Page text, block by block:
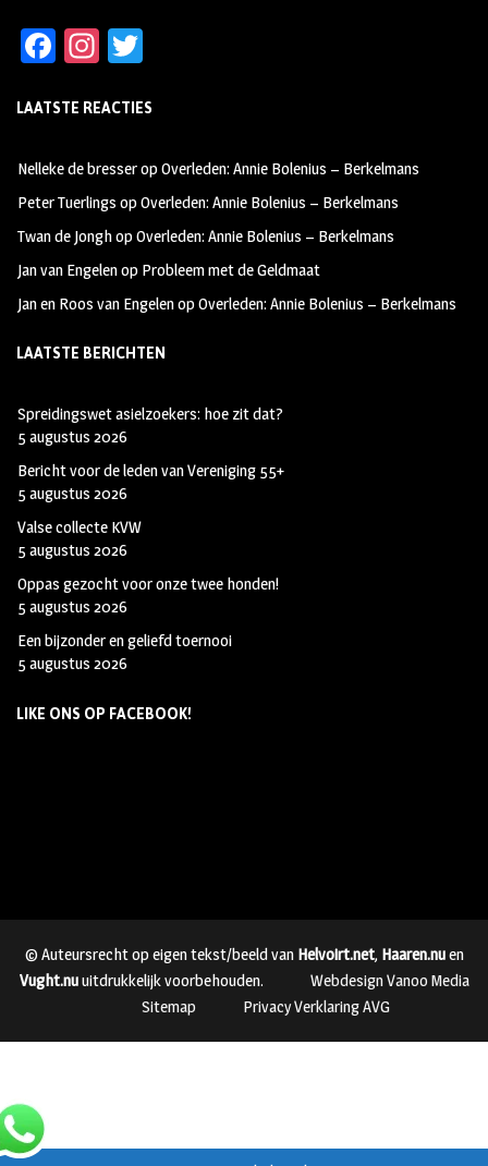
Fa
b
oo
k
In
ag
m
tt
LAATSTE REACTIES
Nelleke de bresseropOverleden: Annie Bolenius – Berkelmans
Peter Tuerlings opOverleden: Annie Bolenius – Berkelmans
Twan de JonghopOverleden: Annie Bolenius – Berkelmans
Jan van Engelenop Probleem met de Geldmaat
Jan en Roos van EngelenopOverleden: Annie Bolenius – Berkelmans
LAATSTE BERICHTEN
Spreidingswet asielzoekers: hoe zit dat?
5 augustus 2026
Bericht voor de leden van Vereniging 55+
5 augustus 2026
Valse collecte KVW
5 augustus 2026
Oppas gezocht voor onze twee honden!
5 augustus 2026
Een bijzonder en geliefd toernooi
5 augustus 2026
LIKE ONS OP FACEBOOK!
© Auteursrecht op eigen tekst/beeld van Helvoirt.net, Haaren.nuen
Vught.nuuitdrukkelijk voorbehouden.
Webdesign Vanoo Media
Sitemap
Privacy Verklaring AVG